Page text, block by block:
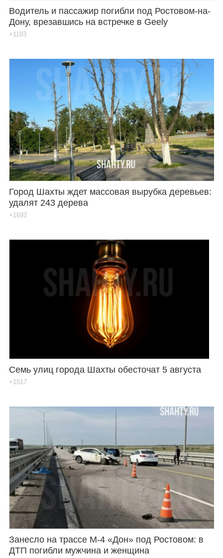
Водитель и пассажир погибли под Ростовом-на-
Дону, врезавшись на встречке в Geely
+1183
Город Шахты ждет массовая вырубка деревьев:
удалят 243 дерева
+1692
Семь улиц города Шахты обесточат 5 августа
+1517
Занесло на трассе М-4 «Дон» под Ростовом: в
ДТП погибли мужчина и женщина